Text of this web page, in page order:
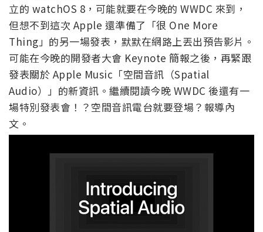
立的 watchOS 8，可能就要在今晚的 WWDC 來到，
但想不到這次 Apple 還準備了「很 One More
Thing」的另一場發表，默默在網路上丟出預告影片。
可能在今晚的開發者大會 Keynote 簡報之後，再緊跟
發表關於 Apple Music「空間音訊（Spatial
Audio）」的新資訊。繼續閱讀今晚 WWDC 後還有一
場特別發表會！？空間音訊電台就要登場？報導內
文。